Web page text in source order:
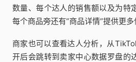
数量、每个达人的销售额以及为特
每个商品旁还有”商品详情”提供更多
商家也可以查看达人分析，从
开后会跳转到卖家中心数据罗盘的